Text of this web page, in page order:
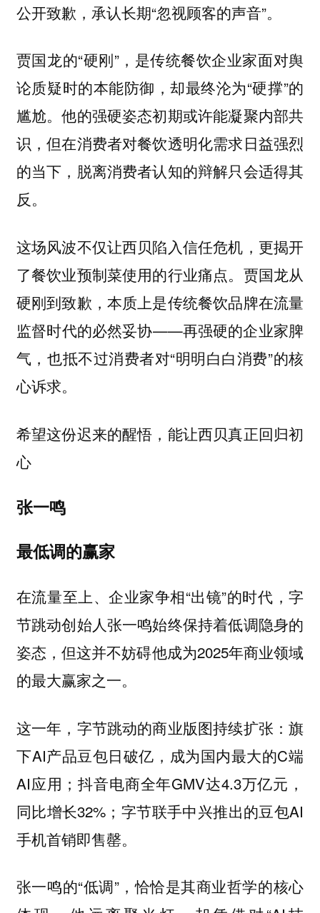
公开致歉，承认长期“忽视顾客的声音”。
贾国龙的“硬刚”，是传统餐饮企业家面对舆
论质疑时的本能防御，却最终沦为“硬撑”的
尴尬。他的强硬姿态初期或许能凝聚内部共
识，但在消费者对餐饮透明化需求日益强烈
的当下，脱离消费者认知的辩解只会适得其
反。
这场风波不仅让西贝陷入信任危机，更揭开
了餐饮业预制菜使用的行业痛点。贾国龙从
硬刚到致歉，本质上是传统餐饮品牌在流量
监督时代的必然妥协——再强硬的企业家脾
气，也抵不过消费者对“明明白白消费”的核
心诉求。
希望这份迟来的醒悟，能让西贝真正回归初
心
张一鸣
最低调的赢家
在流量至上、企业家争相“出镜”的时代，字
节跳动创始人张一鸣始终保持着低调隐身的
姿态，但这并不妨碍他成为2025年商业领域
的最大赢家之一。
这一年，字节跳动的商业版图持续扩张：旗
下AI产品豆包日破亿，成为国内最大的C端
AI应用；抖音电商全年GMV达4.3万亿元，
同比增长32%；字节联手中兴推出的豆包AI
手机首销即售罄。
张一鸣的“低调”，恰恰是其商业哲学的核心